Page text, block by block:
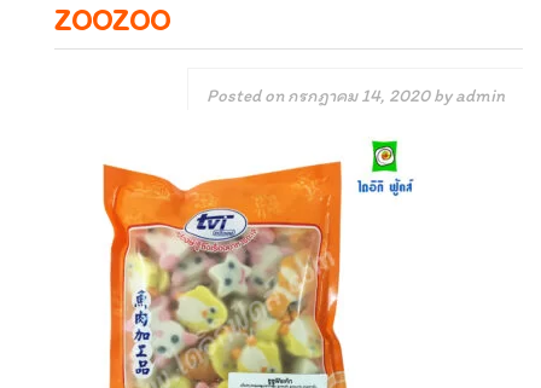
ZOOZOO
Posted onกรกฎาคม 14, 2020byadmin